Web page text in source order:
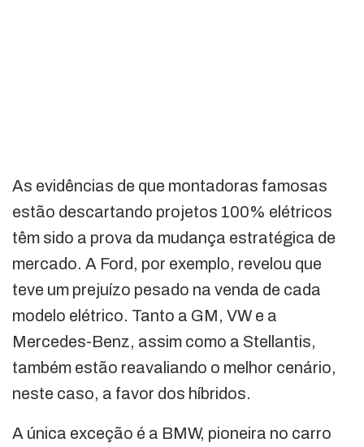
As evidências de que montadoras famosas
estão descartando projetos 100% elétricos
têm sido a prova da mudança estratégica de
mercado. A Ford, por exemplo, revelou que
teve um prejuízo pesado na venda de cada
modelo elétrico. Tanto a GM, VW e a
Mercedes-Benz, assim como a Stellantis,
também estão reavaliando o melhor cenário,
neste caso, a favor dos híbridos.
A única exceção é a BMW, pioneira no carro